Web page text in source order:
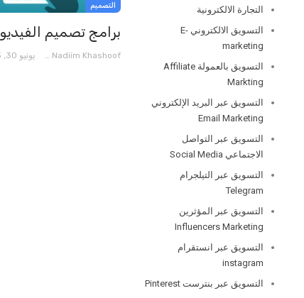
التصميم
برامج تصميم الفيديو
يونيو 30, 2023
التجارة الالكترونية
التسويق الالكتروني E-
marketing
التسويق بالعمولة Affiliate
Markting
التسويق عبر البريد الإلكتروني
Email Marketing
التسويق عبر التواصل
الاجتماعي Social Media
التسويق عبر التيلجرام
Telegram
التسويق عبر المؤثرين
Influencers Marketing
التسويق عبر انستقرام
instagram
التسويق عبر بنترست Pinterest